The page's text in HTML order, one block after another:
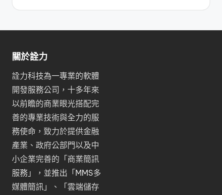
關於詮力
詮力科技為一專業的軟體
開發服務公司，十多年來
以前瞻的商業眼光搭配完
善的專業技術與全力的服
務使命，致力於提供金融
產業、政府公部門以及中
小企業完善的「 商業簡訊
服務 」，並推出「 MMS多
媒體簡訊 」、「 雲端儲存